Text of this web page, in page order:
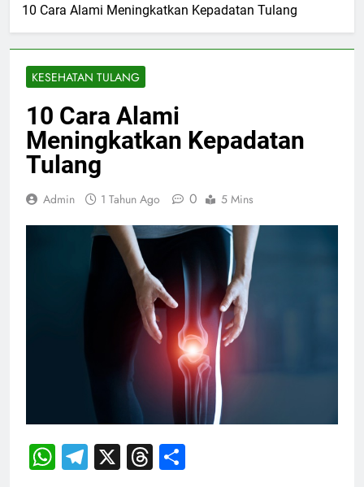
10 Cara Alami Meningkatkan Kepadatan Tulang
KESEHATAN TULANG
10 Cara Alami
Meningkatkan Kepadatan
Tulang
Admin 1 Tahun Ago 0 5 Mins
WhatsApp
Telegram
X Threads